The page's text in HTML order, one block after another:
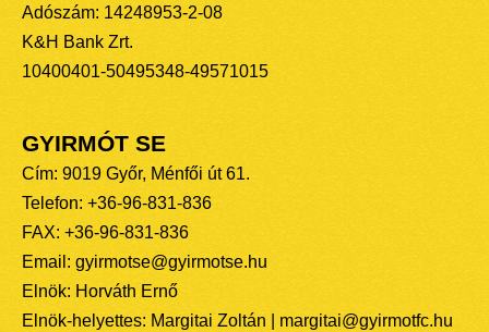
Adószám: 14248953-2-08
K&H Bank Zrt.
10400401-50495348-49571015
GYIRMÓT SE
Cím: 9019 Győr, Ménfői út 61.
Telefon: +36-96-831-836
FAX: +36-96-831-836
Email: gyirmotse@gyirmotse.hu
Elnök: Horváth Ernő
Elnök-helyettes: Margitai Zoltán | margitai@gyirmotfc.hu